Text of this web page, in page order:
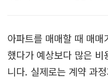
아파트를 매매할 때 매
했다가 예상보다 많은
니다. 실제로는 계약 과